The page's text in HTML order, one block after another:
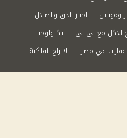
وموبايل
اخبار الحق والضلال
الاكل مع لى لى
تكنولوجيا
عقارات في مصر
الابراج الفلكية